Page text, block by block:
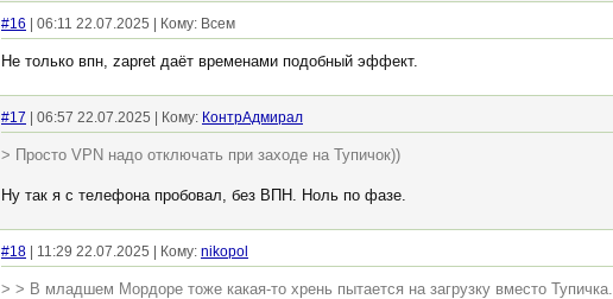
#16 | 06:11 22.07.2025 | Кому: Всем
Не только впн, zapret даёт временами подобный эффект.
#17 | 06:57 22.07.2025 | Кому: КонтрАдмирал
> Просто VPN надо отключать при заходе на Тупичок))
Ну так я с телефона пробовал, без ВПН. Ноль по фазе.
#18 | 11:29 22.07.2025 | Кому: nikopol
> > В младшем Мордоре тоже какая-то хрень пытается на загрузку вместо Тупичка.